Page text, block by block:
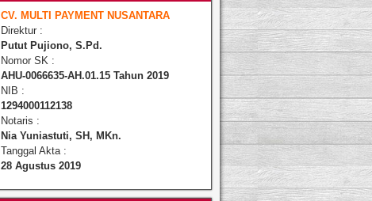
CV. MULTI PAYMENT NUSANTARA
Direktur :
Putut Pujiono, S.Pd.
Nomor SK :
AHU-0066635-AH.01.15 Tahun 2019
NIB :
1294000112138
Notaris :
Nia Yuniastuti, SH, MKn.
Tanggal Akta :
28 Agustus 2019